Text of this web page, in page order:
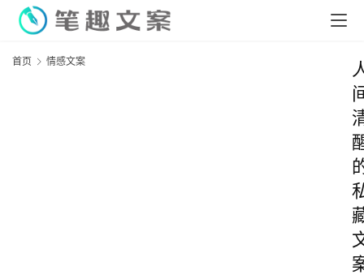
首页 情感文案